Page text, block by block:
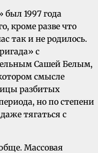
1997 года
кроме разве что
так и не родилось.
с
Сашей Белым,
смысле
разбитых
но по степени
тягаться с
Массовая